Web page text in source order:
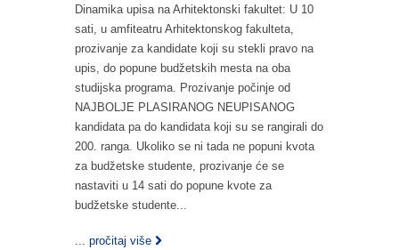
Dinamika upisa na Arhitektonski fakultet: U 10
sati, u amfiteatru Arhitektonskog fakulteta,
prozivanje za kandidate koji su stekli pravo na
upis, do popune budžetskih mesta na oba
studijska programa. Prozivanje počinje od
NAJBOLJE PLASIRANOG NEUPISANOG
kandidata pa do kandidata koji su se rangirali do
200. ranga. Ukoliko se ni tada ne popuni kvota
za budžetske studente, prozivanje će se
nastaviti u 14 sati do popune kvote za
budžetske studente...
... pročitaj više